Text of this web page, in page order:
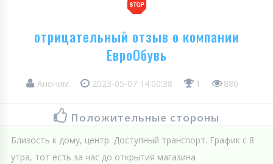
отрицательный отзыв о компании
ЕвроОбувь
Аноним 2023-05-07 14:00:38 1 886
Положительные стороны
Близость к дому, центр. Доступный транспорт. График с 8
утра, тот есть за час до открытия магазина